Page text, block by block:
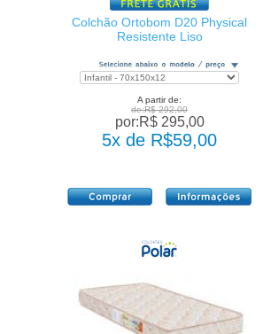
Colchão Ortobom D20 Physical
Resistente Liso
A partir de:
de:R$ 292,00
por:R$ 295,00
5x de R$59,00